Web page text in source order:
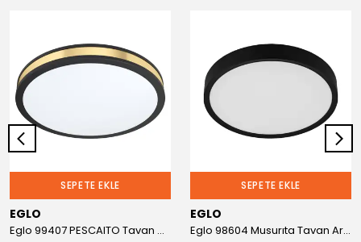
SEPETE EKLE
EGLO
Eglo 99407 PESCAITO Tavan Armatürü
SEPETE EKLE
EGLO
Eglo 98604 Musurıta Tavan Armatürü